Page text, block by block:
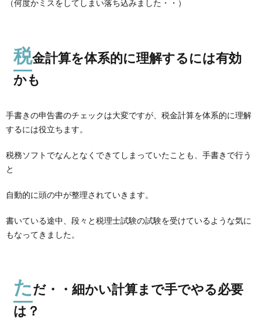
（何度かミスをしてしまい落ち込みました・・）
税金計算を体系的に理解するには有効
かも
手書きの申告書のチェックは大変ですが、税金計算を体系的に理解
するには役立ちます。
税務ソフトでなんとなくできてしまっていたことも、手書きで行う
と
自動的に頭の中が整理されていきます。
書いている途中、段々と税理士試験の試験を受けているような気に
もなってきました。
ただ・・細かい計算まで手でやる必要
は？